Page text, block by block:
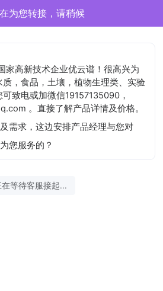
为您转接，请稍候
家高新技术企业优云谱！很高兴为
，食品，土壤，植物生理类、实验
致电或加微信19157135090，
。直接了解产品详情及价格。
需求，这边安排产品经理与您对
您服务的？
在等待客服接起...